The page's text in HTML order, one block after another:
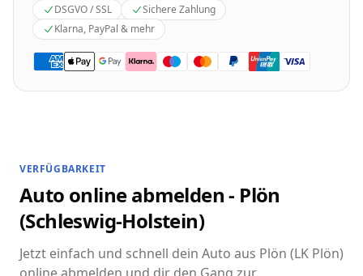
DSGVO / SSL
Sichere Zahlung
Klarna, PayPal & mehr
VERFÜGBARKEIT
Auto online abmelden - Plön
(Schleswig-Holstein)
Jetzt einfach und schnell dein Auto aus Plön (LK Plön)